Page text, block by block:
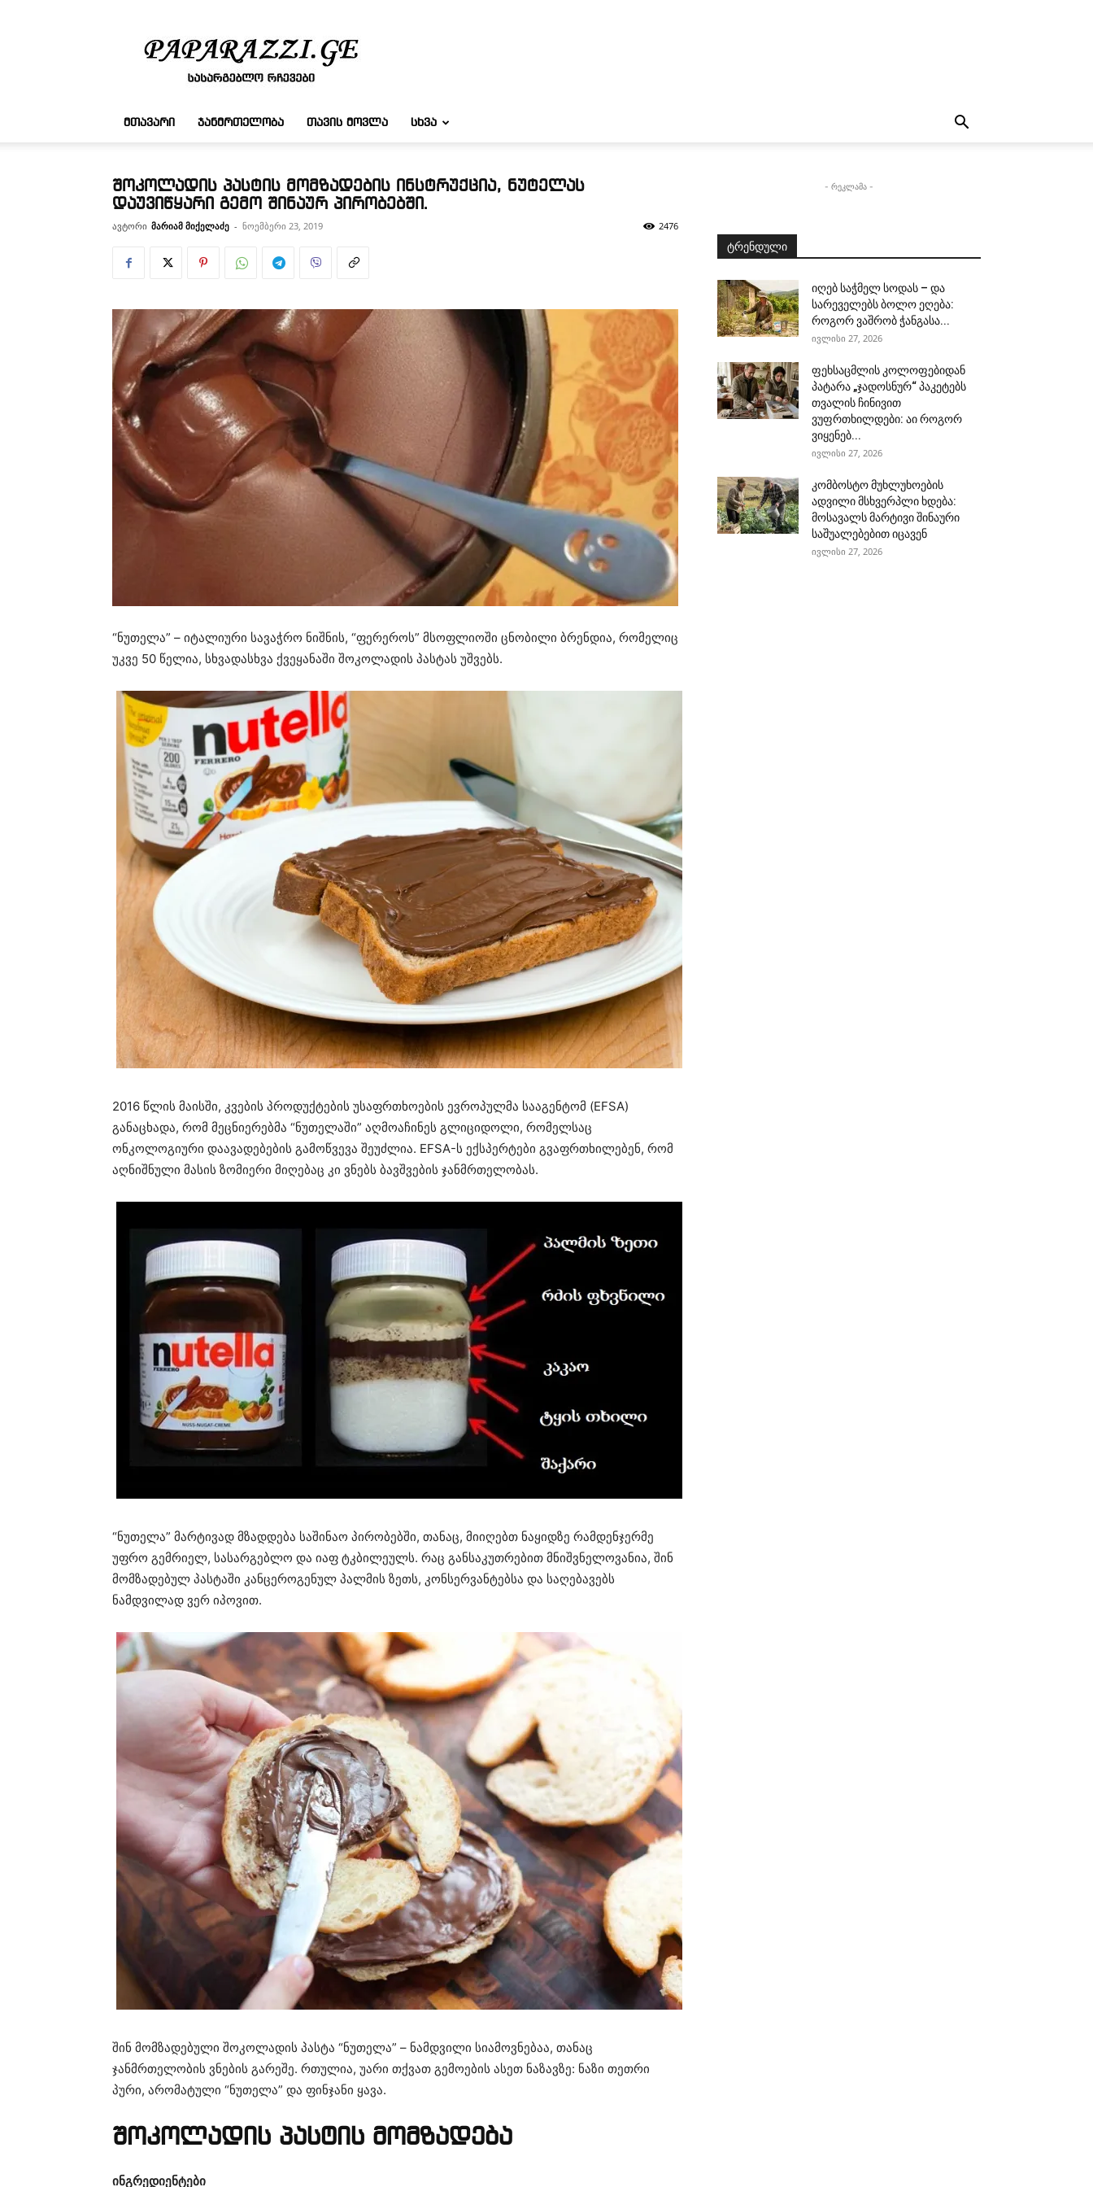
რჩევები
ᲛᲗᲐᲕᲐᲠᲘ ᲯᲐᲜᲛᲠᲗᲔᲚᲝᲑᲐ ᲗᲐᲕᲘᲡ ᲛᲝᲕᲚᲐ ᲡᲮᲕᲐ
შოკოლადის პასტის მომზადების ინსტრუქცია, ნუტელას
დაუვიწყარი გემო შინაურ პირობებში.
ავტორი მარიამ მიქელაძე - ნოემბერი 23, 2019 2476
“ნუთელა” – იტალიური სავაჭრო ნიშნის, “ფერეროს” მსოფლიოში ცნობილი ბრენდია, რომელიც
უკვე 50 წელია, სხვადასხვა ქვეყანაში შოკოლადის პასტას უშვებს.
2016 წლის მაისში, კვების პროდუქტების უსაფრთხოების ევროპულმა სააგენტომ (ЕFSА)
განაცხადა, რომ მეცნიერებმა “ნუთელაში” აღმოაჩინეს გლიციდოლი, რომელსაც
ონკოლოგიური დაავადებების გამოწვევა შეუძლია. ЕFSА-ს ექსპერტები გვაფრთხილებენ, რომ
აღნიშნული მასის ზომიერი მიღებაც კი ვნებს ბავშვების ჯანმრთელობას.
“ნუთელა” მარტივად მზადდება საშინაო პირობებში, თანაც, მიიღებთ ნაყიდზე რამდენჯერმე
უფრო გემრიელ, სასარგებლო და იაფ ტკბილეულს. რაც განსაკუთრებით მნიშვნელოვანია, შინ
მომზადებულ პასტაში კანცეროგენულ პალმის ზეთს, კონსერვანტებსა და საღებავებს
ნამდვილად ვერ იპოვით.
შინ მომზადებული შოკოლადის პასტა “ნუთელა” – ნამდვილი სიამოვნებაა, თანაც
ჯანმრთელობის ვნების გარეშე. რთულია, უარი თქვათ გემოების ასეთ ნაზავზე: ნაზი თეთრი
პური, არომატული “ნუთელა” და ფინჯანი ყავა.
შოკოლადის პასტის მომზადება
ინგრედიენტები
- რეკლამა -
ტრენდული
იღებ საჭმელ სოდას – და
სარეველებს ბოლო ეღება:
როგორ ვაშრობ ჭანგასა...
ივლისი 27, 2026
ფეხსაცმლის კოლოფებიდან
პატარა „ჯადოსნურ“ პაკეტებს
თვალის ჩინივით
ვუფრთხილდები: აი როგორ
ვიყენებ...
ივლისი 27, 2026
კომბოსტო მუხლუხოების
ადვილი მსხვერპლი ხდება:
მოსავალს მარტივი შინაური
საშუალებებით იცავენ
ივლისი 27, 2026